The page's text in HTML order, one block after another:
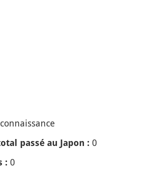
passé au Japon : 0
: 0